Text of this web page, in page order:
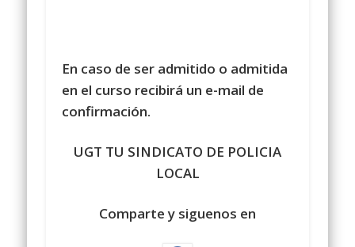
En caso de ser admitido o admitida
en el curso recibirá un e-mail de
confirmación.
UGT TU SINDICATO DE POLICIA
LOCAL
Comparte y siguenos en